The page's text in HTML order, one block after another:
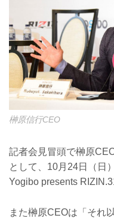
榊原信行CEO
記者会見冒頭で榊原
として、10月24日（日
Yogibo presents
また榊原CEOは「それ